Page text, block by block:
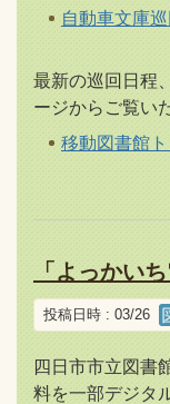
自動車文庫
最新の巡回日程
ージからご覧い
移動図書館ト
投稿日時 : 03/26
四日市市立図書
料を一部デジタ